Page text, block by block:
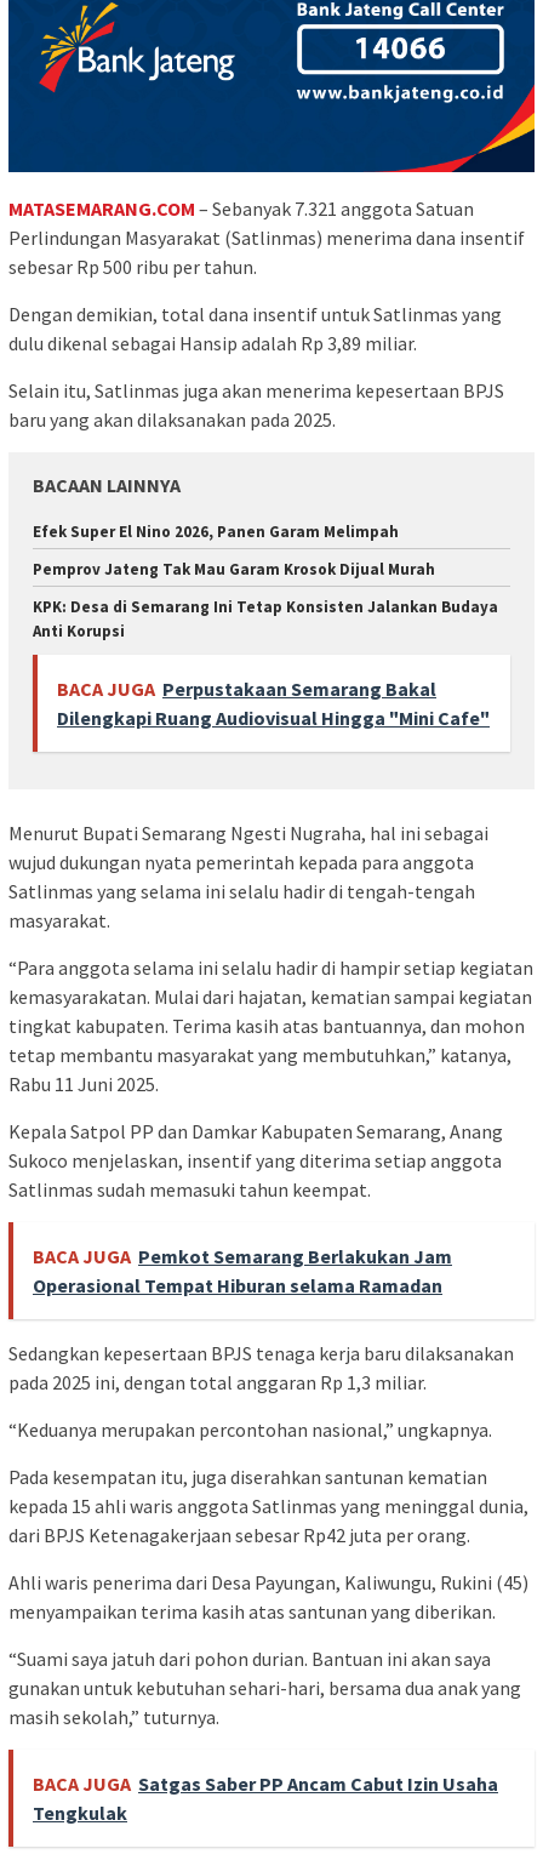
MATASEMARANG.COM – Sebanyak 7.321 anggota Satuan
Perlindungan Masyarakat (Satlinmas) menerima dana insentif
sebesar Rp 500 ribu per tahun.
Dengan demikian, total dana insentif untuk Satlinmas yang
dulu dikenal sebagai Hansip adalah Rp 3,89 miliar.
Selain itu, Satlinmas juga akan menerima kepesertaan BPJS
baru yang akan dilaksanakan pada 2025.
BACAAN LAINNYA
Efek Super El Nino 2026, Panen Garam Melimpah
Pemprov Jateng Tak Mau Garam Krosok Dijual Murah
KPK: Desa di Semarang Ini Tetap Konsisten Jalankan Budaya
Anti Korupsi
BACA JUGA Perpustakaan Semarang Bakal
Dilengkapi Ruang Audiovisual Hingga "Mini Cafe"
Menurut Bupati Semarang Ngesti Nugraha, hal ini sebagai
wujud dukungan nyata pemerintah kepada para anggota
Satlinmas yang selama ini selalu hadir di tengah-tengah
masyarakat.
“Para anggota selama ini selalu hadir di hampir setiap kegiatan
kemasyarakatan. Mulai dari hajatan, kematian sampai kegiatan
tingkat kabupaten. Terima kasih atas bantuannya, dan mohon
tetap membantu masyarakat yang membutuhkan,” katanya,
Rabu 11 Juni 2025.
Kepala Satpol PP dan Damkar Kabupaten Semarang, Anang
Sukoco menjelaskan, insentif yang diterima setiap anggota
Satlinmas sudah memasuki tahun keempat.
BACA JUGA Pemkot Semarang Berlakukan Jam
Operasional Tempat Hiburan selama Ramadan
Sedangkan kepesertaan BPJS tenaga kerja baru dilaksanakan
pada 2025 ini, dengan total anggaran Rp 1,3 miliar.
“Keduanya merupakan percontohan nasional,” ungkapnya.
Pada kesempatan itu, juga diserahkan santunan kematian
kepada 15 ahli waris anggota Satlinmas yang meninggal dunia,
dari BPJS Ketenagakerjaan sebesar Rp42 juta per orang.
Ahli waris penerima dari Desa Payungan, Kaliwungu, Rukini (45)
menyampaikan terima kasih atas santunan yang diberikan.
“Suami saya jatuh dari pohon durian. Bantuan ini akan saya
gunakan untuk kebutuhan sehari-hari, bersama dua anak yang
masih sekolah,” tuturnya.
BACA JUGA Satgas Saber PP Ancam Cabut Izin Usaha
Tengkulak